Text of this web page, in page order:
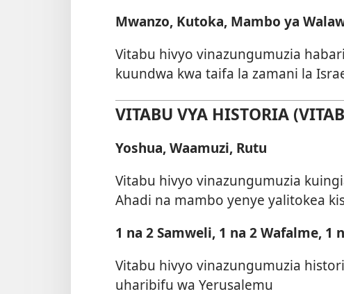
Mwanzo, Kutoka, Mambo ya
Vitabu hivyo vinazungumuzia
kuundwa kwa taifa la zamani la
VITABU VYA HISTORIA
Yoshua, Waamuzi, Rutu
Vitabu hivyo vinazungumuzia
Ahadi na mambo yenye yalitokea
1 na 2 Samweli, 1 na 2 Wafalme, 1
Vitabu hivyo vinazungumuzia
uharibifu wa Yerusalemu